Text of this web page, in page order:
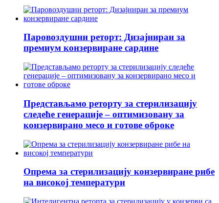
Паровоздушни реторт: Дизајниран за
премиум конзервиране сардине
Представљамо реторту за стерилизацију
следеће генерације – оптимизовану за
конзервирано месо и готове оброке
Опрема за стерилизацију конзервиране рибе
на високој температури